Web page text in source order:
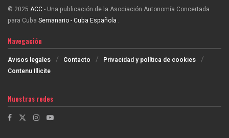
© 2025 ACC- Una publicación de la Asociación Autonomía Concertada
para Cuba Semanario - Cuba Española .
Navegación
Avisos legales Contacto
Privacidad y política de cookies
Contenu Illicite
Nuestras redes